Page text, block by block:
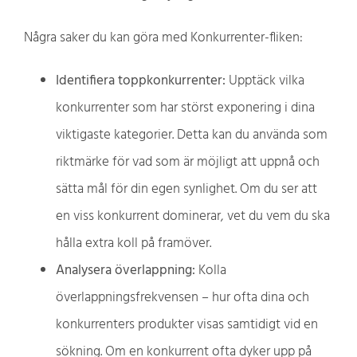
Några saker du kan göra med Konkurrenter-fliken:
Identifiera toppkonkurrenter: Upptäck vilka
konkurrenter som har störst exponering i dina
viktigaste kategorier. Detta kan du använda som
riktmärke för vad som är möjligt att uppnå och
sätta mål för din egen synlighet. Om du ser att
en viss konkurrent dominerar, vet du vem du ska
hålla extra koll på framöver.
Analysera överlappning: Kolla
överlappningsfrekvensen – hur ofta dina och
konkurrenters produkter visas samtidigt vid en
sökning. Om en konkurrent ofta dyker upp på